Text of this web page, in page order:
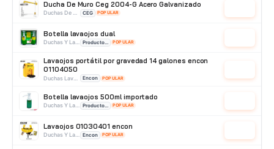
Corte Truper
Ducha De Muro Ceg 2004-G Acero Galvanizado
CEG POPULAR
Botella lavaojos dual
POPULAR
Lavaojos portátil por gravedad 14 galones encon
01104050
Encon POPULAR
Botella lavaojos 500ml importado
POPULAR
Lavaojos 01030401 encon
Encon POPULAR